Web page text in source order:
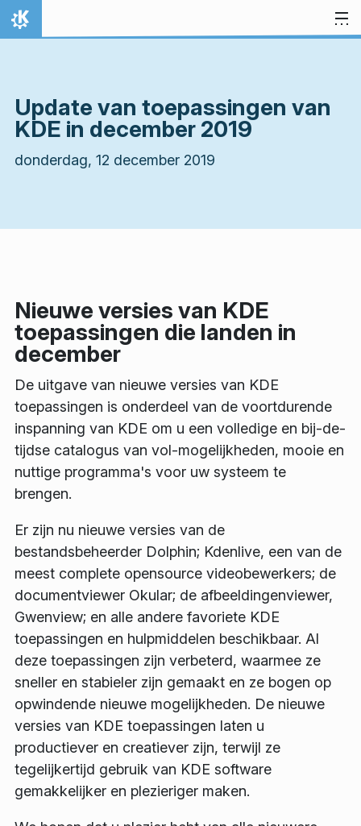
Spring naar inhoud
Thuis
Update van toepassingen van
KDE in december 2019
donderdag, 12 december 2019
Nieuwe versies van KDE
toepassingen die landen in
december
De uitgave van nieuwe versies van KDE
toepassingen is onderdeel van de voortdurende
inspanning van KDE om u een volledige en bij-de-
tijdse catalogus van vol-mogelijkheden, mooie en
nuttige programma's voor uw systeem te
brengen.
Er zijn nu nieuwe versies van de
bestandsbeheerder Dolphin; Kdenlive, een van de
meest complete opensource videobewerkers; de
documentviewer Okular; de afbeeldingenviewer,
Gwenview; en alle andere favoriete KDE
toepassingen en hulpmiddelen beschikbaar. Al
deze toepassingen zijn verbeterd, waarmee ze
sneller en stabieler zijn gemaakt en ze bogen op
opwindende nieuwe mogelijkheden. De nieuwe
versies van KDE toepassingen laten u
productiever en creatiever zijn, terwijl ze
tegelijkertijd gebruik van KDE software
gemakkelijker en plezieriger maken.